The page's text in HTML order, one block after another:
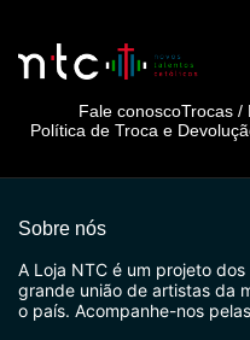
Fale conoscoTrocas /
Política de Troca e
Sobre nós
A Loja NTC é um projeto
grande união de artistas da
o país. Acompanhe-nos